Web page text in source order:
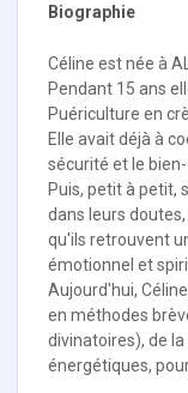
Biographie
Céline est née à
Pendant 15 ans
Puériculture en
Elle avait déjà à
sécurité et le
Puis, petit à petit,
dans leurs
qu'ils retrouvent
émotionnel et
Aujourd'hui,
en méthodes
divinatoires), de
énergétiques,